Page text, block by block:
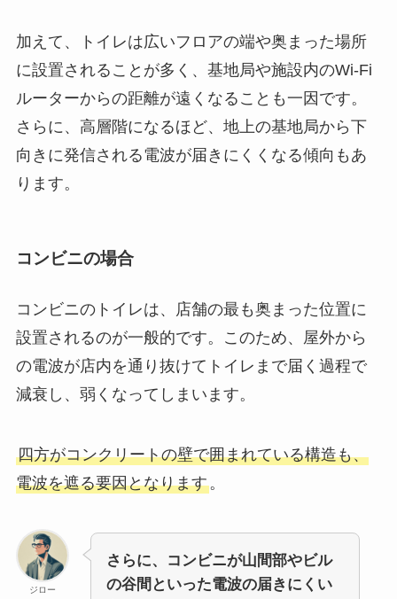
加えて、トイレは広いフロアの端や奥まった場所
に設置されることが多く、基地局や施設内のWi-Fi
ルーターからの距離が遠くなることも一因です。
さらに、高層階になるほど、地上の基地局から下
向きに発信される電波が届きにくくなる傾向もあ
ります。
コンビニの場合
コンビニのトイレは、店舗の最も奥まった位置に
設置されるのが一般的です。このため、屋外から
の電波が店内を通り抜けてトイレまで届く過程で
減衰し、弱くなってしまいます。
四方がコンクリートの壁で囲まれている構造も、
電波を遮る要因となります。
ジロー
さらに、コンビニが山間部やビル
の谷間といった電波の届きにくい